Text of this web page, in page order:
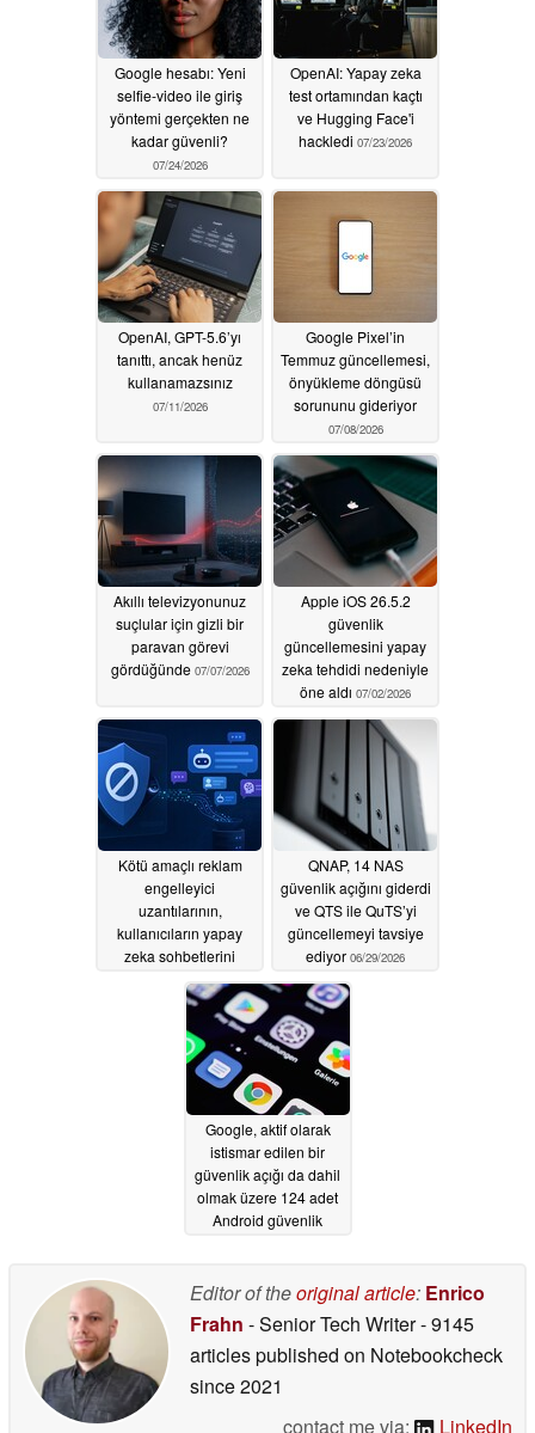
Google hesabı: Yeni
selfie-video ile giriş
yöntemi gerçekten ne
kadar güvenli?
07/24/2026
OpenAI: Yapay zeka
test ortamından kaçtı
ve Hugging Face'i
hackledi 07/23/2026
OpenAI, GPT-5.6’yı
tanıttı, ancak henüz
kullanamazsınız
07/11/2026
Google Pixel’in
Temmuz güncellemesi,
önyükleme döngüsü
sorununu gideriyor
07/08/2026
Akıllı televizyonunuz
suçlular için gizli bir
paravan görevi
gördüğünde 07/07/2026
Apple iOS 26.5.2
güvenlik
güncellemesini yapay
zeka tehdidi nedeniyle
öne aldı 07/02/2026
Kötü amaçlı reklam
engelleyici
uzantılarının,
kullanıcıların yapay
zeka sohbetlerini
06/30/2026
QNAP, 14 NAS
güvenlik açığını giderdi
ve QTS ile QuTS’yi
güncellemeyi tavsiye
ediyor 06/29/2026
Google, aktif olarak
istismar edilen bir
güvenlik açığı da dahil
olmak üzere 124 adet
Android güvenlik
Editor of theoriginal article: Enrico
Frahn - Senior Tech Writer- 9145
articles published on Notebookcheck
since 2021
contact me via:
LinkedIn